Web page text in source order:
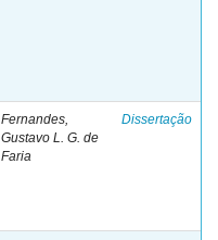
Fernandes,
Gustavo L. G. de
Faria
Dissertação